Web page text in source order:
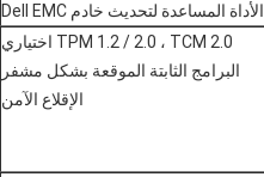
الأداة المساعدة لتحديث خادم Dell EMC
TPM 1.2 / 2.0 ، TCM 2.0 اختياري
البرامج الثابتة الموقعة بشكل مشفر
الإقلاع الآمن